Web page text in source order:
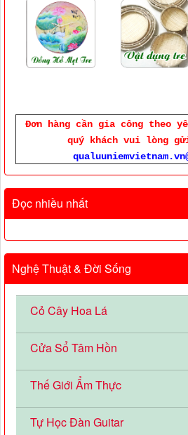
Đơn hàng cần gia công theo
quý khách vui lòng
Đọc nhiều nhất
Nghệ Thuật & Đời Sống
Cỏ Cây Hoa Lá
Cửa Sổ Tâm Hồn
Thế Giới Ẩm Thực
Tự Học Đàn Guitar